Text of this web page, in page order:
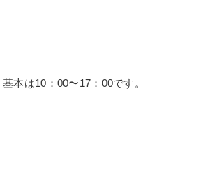
本は10：00〜17：00です。